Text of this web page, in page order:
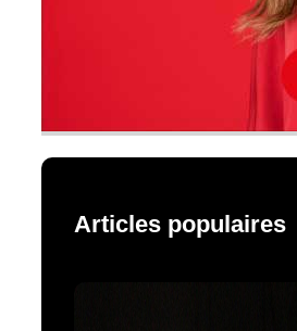
Articles populaires